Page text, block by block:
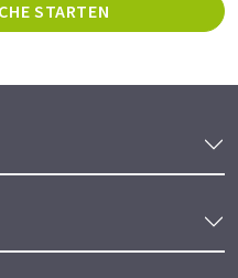
STARTEN